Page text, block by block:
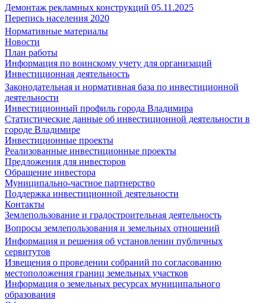
Демонтаж рекламных конструкций 05.11.2025
Перепись населения 2020
Нормативные материалы
Новости
План работы
Информация по воинскому учету для организаций
Инвестиционная деятельность
Законодательная и нормативная база по инвестиционной
деятельности
Инвестиционный профиль города Владимира
Статистические данные об инвестиционной деятельности в
городе Владимире
Инвестиционные проекты
Реализованные инвестиционные проекты
Предложения для инвесторов
Обращение инвестора
Муниципально-частное партнерство
Поддержка инвестиционной деятельности
Контакты
Землепользование и градостроительная деятельность
Вопросы землепользования и земельных отношений
Информация и решения об установлении публичных
сервитутов
Извещения о проведении собраний по согласованию
местоположения границ земельных участков
Информация о земельных ресурсах муниципального
образования